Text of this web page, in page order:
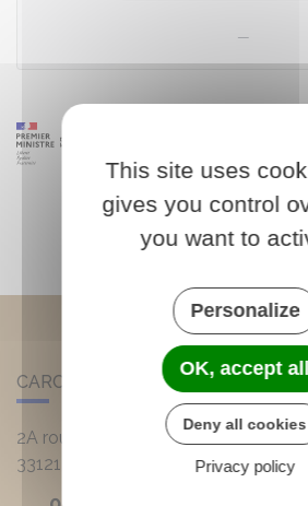
CARCANS
2A route d'Hourtin
33121
This site uses
gives you control
you want to
Personalize
OK, accept all
Deny all cookies
Privacy policy